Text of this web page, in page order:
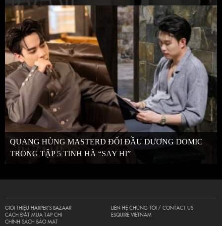
QUANG HÙNG MASTERD ĐỐI ĐẦU DƯƠNG DOMIC
TRONG TẬP 5 TINH HÀ “SAY HI”
GIỚI THIỆU HARPER’S BAZAAR
CÁCH ĐẶT MUA TẠP CHÍ
CHÍNH SÁCH BẢO MẬT
LIÊN HỆ CHÚNG TÔI / CONTACT US
ESQUIRE VIETNAM